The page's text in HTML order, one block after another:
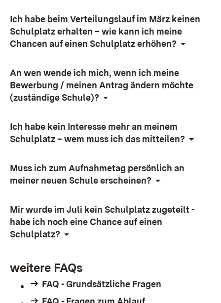
Ich habe beim Verteilungslauf im März keinen
Schulplatz erhalten – wie kann ich meine
Chancen auf einen Schulplatz erhöhen?
An wen wende ich mich, wenn ich meine
Bewerbung / meinen Antrag ändern möchte
(zuständige Schule)?
Ich habe kein Interesse mehr an meinem
Schulplatz – wem muss ich das mitteilen?
Muss ich zum Aufnahmetag persönlich an
meiner neuen Schule erscheinen?
Mir wurde im Juli kein Schulplatz zugeteilt -
habe ich noch eine Chance auf einen
Schulplatz?
weitere FAQs
FAQ - Grundsätzliche Fragen